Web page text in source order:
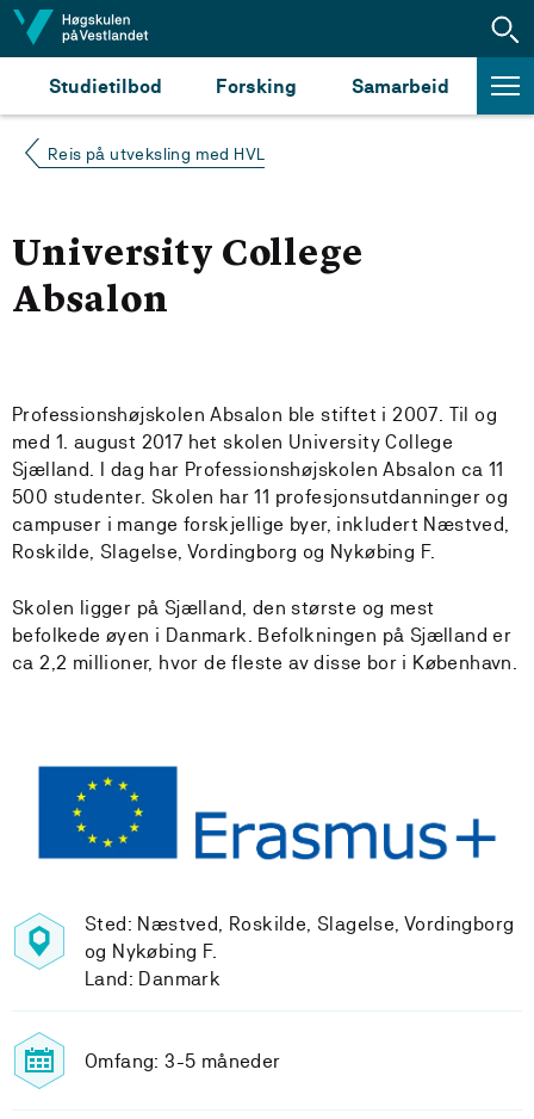
Hopp til innhald
Studietilbod Forsking Samarbeid
Reis på utveksling med HVL
University College
Absalon
Professionshøjskolen Absalon ble stiftet i 2007. Til og
med 1. august 2017 het skolen University College
Sjælland. I dag har Professionshøjskolen Absalon ca 11
500 studenter. Skolen har 11 profesjonsutdanninger og
campuser i mange forskjellige byer, inkludert Næstved,
Roskilde, Slagelse, Vordingborg og Nykøbing F.
Skolen ligger på Sjælland, den største og mest
befolkede øyen i Danmark. Befolkningen på Sjælland er
ca 2,2 millioner, hvor de fleste av disse bor i København.
Sted: Næstved, Roskilde, Slagelse, Vordingborg
og Nykøbing F.
Land: Danmark
Omfang: 3-5 måneder